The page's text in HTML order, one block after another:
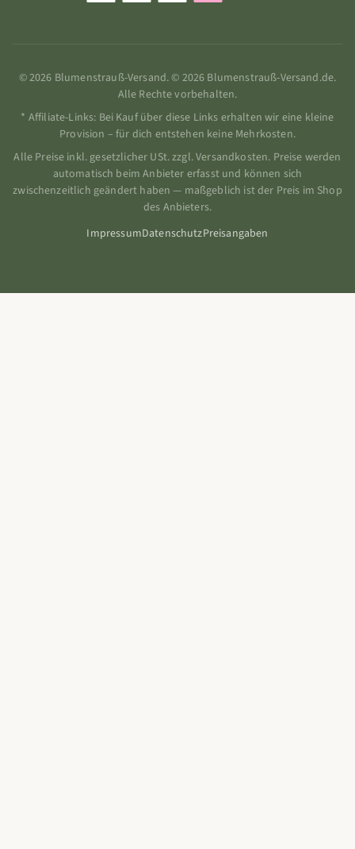
© 2026 Blumenstrauß-Versand. © 2026 Blumenstrauß-Versand.de.
Alle Rechte vorbehalten.
* Affiliate-Links: Bei Kauf über diese Links erhalten wir eine kleine
Provision – für dich entstehen keine Mehrkosten.
Alle Preise inkl. gesetzlicher USt. zzgl. Versandkosten. Preise werden
automatisch beim Anbieter erfasst und können sich
zwischenzeitlich geändert haben — maßgeblich ist der Preis im Shop
des Anbieters.
ImpressumDatenschutzPreisangaben